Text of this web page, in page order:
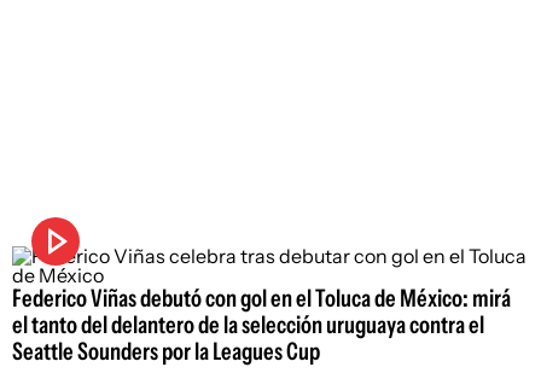
Federico Viñas debutó con gol en el Toluca de México: mirá
el tanto del delantero de la selección uruguaya contra el
Seattle Sounders por la Leagues Cup